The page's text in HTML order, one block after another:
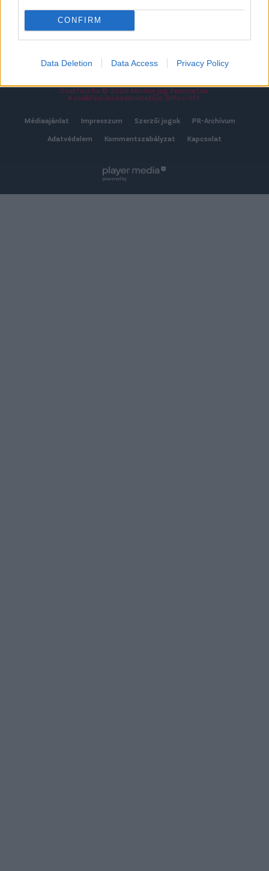
CONFIRM
Data Deletion Data Access Privacy Policy
TOVÁBB AZ ÖSSZES ÁTIGAZOLÁSHOZ
Csakfoci.hu © 2026 Minden jog fenntartva.
A csakfoci.hu üzemeltetője: DrFoci Kft.
Médiaajánlat Impresszum Szerzői jogok PR-Archívum
Adatvédelem Kommentszabályzat Kapcsolat
powered by